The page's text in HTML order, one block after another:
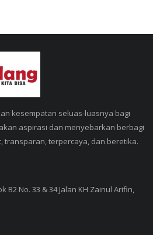
kesempatan seluas-luasnya bagi
aspirasi dan menyebarkan berbagi
transparan, terpercaya, dan beretika.
B2 No. 33 & 34 Jalan KH Zainul Arifin,